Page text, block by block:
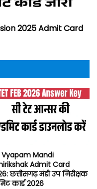
2025 Admit Card
Mandi
Admit Card
छत्तीसगढ़ मंडी उप निरीक्षक
कार्ड 2026